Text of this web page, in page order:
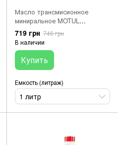
Масло трансмисионное
миниральное MOTUL
314101/TRANSOIL SAE 10W30
(1л)/100065=105894
719 грн 746 грн
В наличии
Купить
Емкость (литраж)
1 литр